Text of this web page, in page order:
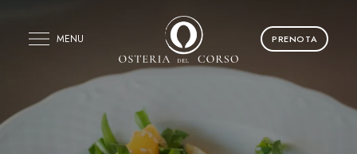
MENU PRENOTA